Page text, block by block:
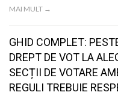
MAI MULT →
GHID COMPLET:
DREPT DE VOT LA
SECȚII DE VOTARE
REGULI TREBUIE